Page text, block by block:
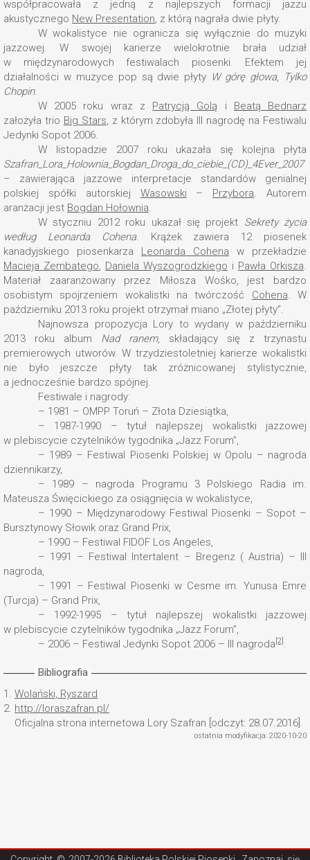
współpracowała z jedną z najlepszych formacji jazzu
akustycznego New Presentation, z którą nagrała dwie płyty.
W wokalistyce nie ogranicza się wyłącznie do muzyki
jazzowej. W swojej karierze wielokrotnie brała udział
w międzynarodowych festiwalach piosenki. Efektem jej
działalności w muzyce pop są dwie płyty W górę głowa,
Tylko
Chopin.
W 2005 roku wraz z Patrycją Golą i Beatą Bednarz
założyła trio Big Stars, z którym zdobyła III nagrodę na Festiwalu
Jedynki Sopot 2006.
W listopadzie 2007 roku ukazała się kolejna płyta
Szafran_Lora_Holownia_Bogdan_Droga_do_ciebie_(CD)_4Ever_2007
– zawierająca jazzowe interpretacje standardów genialnej
polskiej spółki autorskiej Wasowski – Przybora. Autorem
aranżacji jest Bogdan Hołownia.
W styczniu 2012 roku ukazał się projekt Sekrety życia
według Leonarda Cohena. Krążek zawiera 12 piosenek
kanadyjskiego piosenkarza Leonarda Cohena w przekładzie
Macieja Zembatego, Daniela Wyszogrodzkiego i Pawła Orkisza.
Materiał zaaranżowany przez Miłosza Wośko, jest bardzo
osobistym spojrzeniem wokalistki na twórczość Cohena. W
październiku 2013 roku projekt otrzymał miano „Złotej płyty”.
Najnowsza propozycja Lory to wydany w październiku
2013 roku album Nad ranem, składający się z trzynastu
premierowych utworów. W trzydziestoletniej karierze wokalistki
nie było jeszcze płyty tak zróżnicowanej stylistycznie,
a jednocześnie bardzo spójnej.
Festiwale i nagrody:
– 1981 – OMPP Toruń – Złota Dziesiątka,
– 1987-1990 – tytuł najlepszej wokalistki jazzowej
w plebiscycie czytelników tygodnika „Jazz Forum”,
– 1989 – Festiwal Piosenki Polskiej w Opolu – nagroda
dziennikarzy,
– 1989 – nagroda Programu 3 Polskiego Radia im.
Mateusza Święcickiego za osiągnięcia w wokalistyce,
– 1990 – Międzynarodowy Festiwal Piosenki – Sopot –
Bursztynowy Słowik oraz Grand Prix,
– 1990 – Festiwal FIDOF Los Angeles,
– 1991 – Festiwal Intertalent – Bregenz ( Austria) – III
nagroda,
– 1991 – Festiwal Piosenki w Cesme im. Yunusa Emre
(Turcja) – Grand Prix,
– 1992-1995 – tytuł najlepszej wokalistki jazzowej
w plebiscycie czytelników tygodnika „Jazz Forum”,
– 2006 – Festiwal Jedynki Sopot 2006 – III nagroda [2] .
Bibliografia
1. Wolański, Ryszard
2. http://loraszafran.pl/
Oficjalna strona internetowa Lory Szafran [odczyt: 28.07.2016].
ostatnia modyfikacja: 2020-10-20